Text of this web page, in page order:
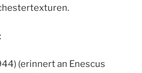
(erinnert an Enescus